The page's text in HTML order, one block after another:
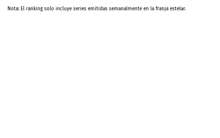
Nota: El ranking solo incluye series emitidas semanalmente en la franja estelar.